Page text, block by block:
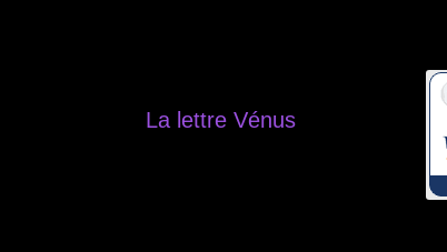
La lettre Vénus